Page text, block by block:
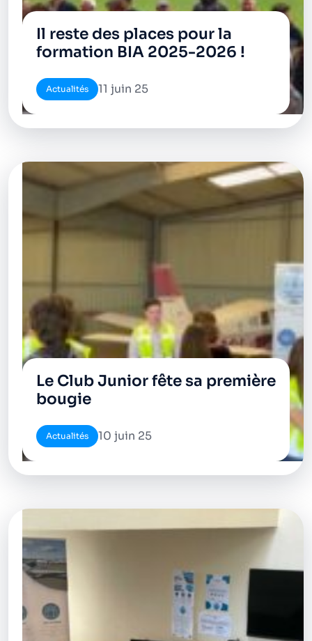
Il reste des places pour la
formation BIA 2025-2026 !
Actualités 11 juin 25
Le Club Junior fête sa première
bougie
Actualités 10 juin 25